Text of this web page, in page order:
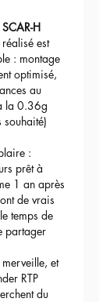
SCAR-H
est
: montage
optimisé,
au
la 0.36g
:
prêt à
1 an après
de vrais
temps de
partager
et
RTP
du